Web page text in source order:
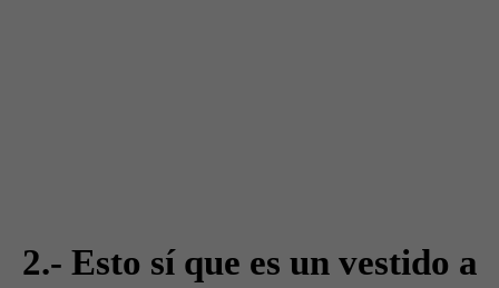
2.- Esto sí que es un vestido a